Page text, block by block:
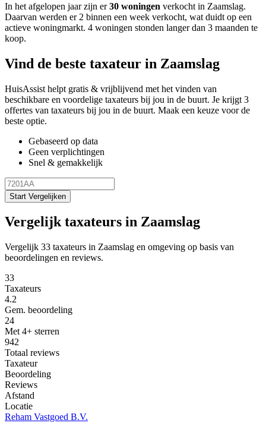
In het afgelopen jaar zijn er30 woningen verkocht in Zaamslag.
Daarvan werden er 2 binnen een week verkocht, wat duidt op een
actieve woningmarkt. 4 woningen stonden langer dan 3 maanden te
koop.
Vind de beste taxateur in Zaamslag
HuisAssist helpt gratis & vrijblijvend met het vinden van
beschikbare en voordelige taxateurs bij jou in de buurt. Je krijgt 3
offertes van taxateurs bij jou in de buurt. Maak een keuze voor de
beste optie.
Gebaseerd op data
Geen verplichtingen
Snel & gemakkelijk
Start Vergelijken
Vergelijk taxateurs in Zaamslag
Vergelijk 33 taxateurs in Zaamslag en omgeving op basis van
beoordelingen en reviews.
33
Taxateurs
4.2
Gem. beoordeling
24
Met 4+ sterren
942
Totaal reviews
Taxateur
Beoordeling
Reviews
Afstand
Locatie
Reham Vastgoed B.V.